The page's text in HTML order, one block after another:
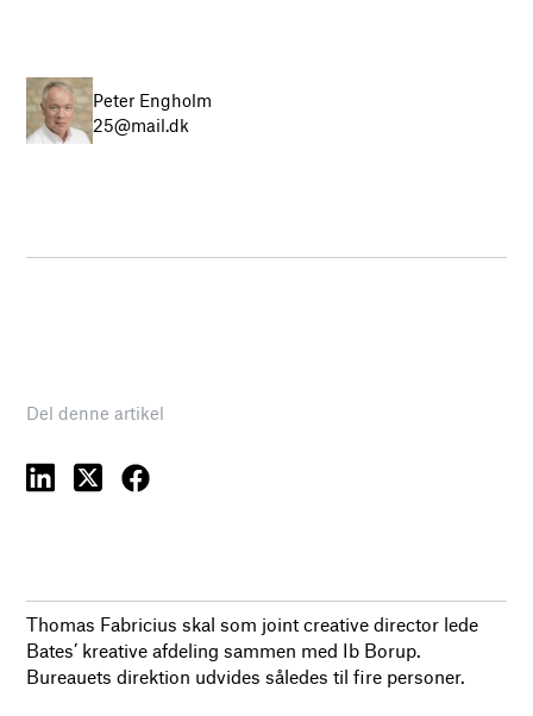
Peter Engholm
25@mail.dk
Del denne artikel
Thomas Fabricius skal som joint creative director lede
Bates’ kreative afdeling sammen med Ib Borup.
Bureauets direktion udvides således til fire personer.